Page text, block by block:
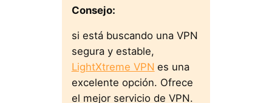
Consejo:
si está buscando una VPN
segura y estable,
LightXtreme VPN es una
excelente opción. Ofrece
el mejor servicio de VPN.